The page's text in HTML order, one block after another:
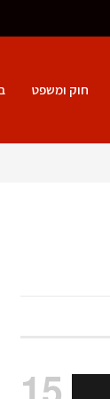
חוק ומשפט